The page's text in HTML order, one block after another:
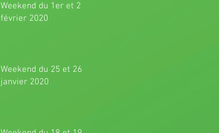
Weekend du 1er et 2
février 2020
Weekend du 25 et 26
janvier 2020